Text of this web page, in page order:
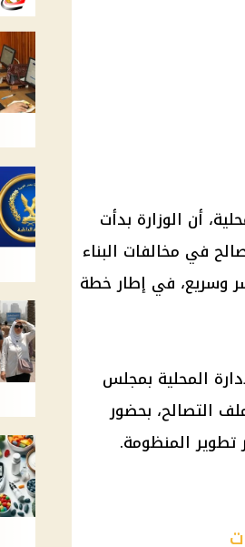
أن الوزارة بدأت
في مخالفات البناء
وسريع، في إطار خطة
المحلية بمجلس
التصالح، بحضور
المنظومة.